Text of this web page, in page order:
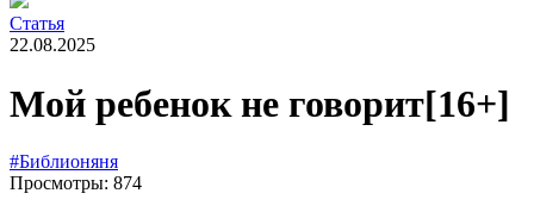
Статья
22.08.2025
Мой ребенок не говорит[16+]
#Библионяня
Просмотры: 874